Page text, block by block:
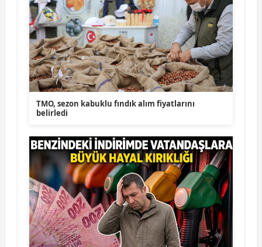
TMO, sezon kabuklu fındık alım fiyatlarını
belirledi